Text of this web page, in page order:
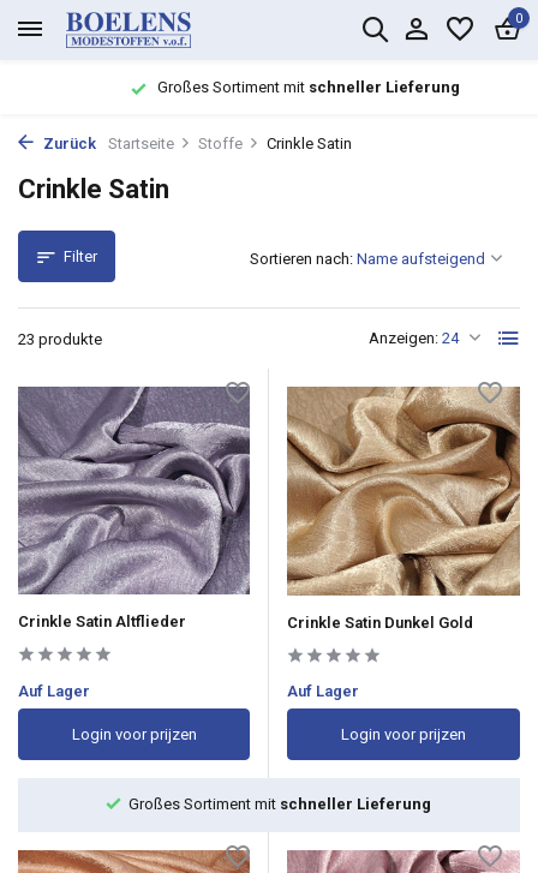
0
Großes Sortiment mitschneller Lieferung
Zurück Startseite Stoffe Crinkle Satin
Crinkle Satin
Filter
23 produkte Anzeigen:
Sortieren nach:
Crinkle Satin Altflieder
Auf Lager
Login voor prijzen
Crinkle Satin Dunkel Gold
Auf Lager
Login voor prijzen
Großes Sortiment mit schneller Lieferung